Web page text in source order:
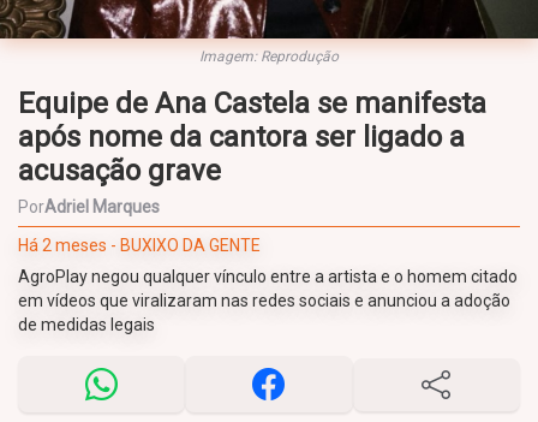
Imagem: Reprodução
Equipe de Ana Castela se manifesta
após nome da cantora ser ligado a
acusação grave
PorAdriel Marques
Há 2 meses - BUXIXO DA GENTE
AgroPlay negou qualquer vínculo entre a artista e o homem citado
em vídeos que viralizaram nas redes sociais e anunciou a adoção
de medidas legais